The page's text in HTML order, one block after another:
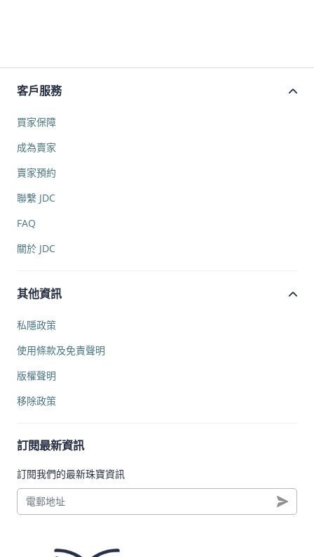
客戶服務
買家保障
成為賣家
賣家預約
聯繫 JDC
FAQ
關於 JDC
其他資訊
私隱政策
使用條款及免責聲明
版權聲明
移除政策
訂閱最新資訊
訂閱我們的最新珠寶資訊